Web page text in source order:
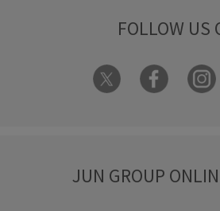
FOLLOW US
JUN GROUP